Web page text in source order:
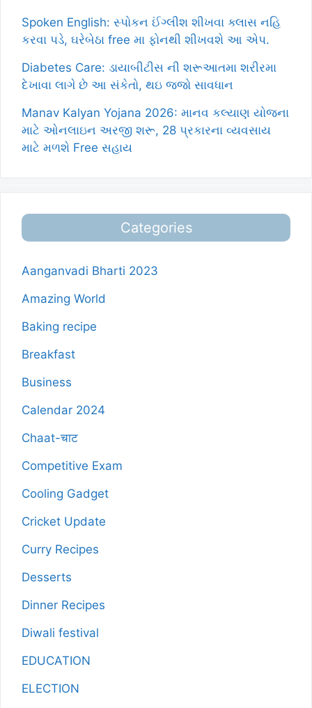
Spoken English: સ્પોકન ઈંગ્લીશ શીખવા ક્લાસ નહિ
કરવા પડે, ઘરેબેઠા free મા ફોનથી શીખવશે આ એપ.
Diabetes Care: ડાયાબીટીસ ની શરૂઆતમા શરીરમા
દેખાવા લાગે છે આ સંકેતો, થઇ જજો સાવધાન
Manav Kalyan Yojana 2026: માનવ કલ્યાણ યોજના
માટે ઓનલાઇન અરજી શરૂ, 28 પ્રકારના વ્યવસાય
માટે મળશે Free સહાય
Categories
Aanganvadi Bharti 2023
Amazing World
Baking recipe
Breakfast
Business
Calendar 2024
Chaat-चाट
Competitive Exam
Cooling Gadget
Cricket Update
Curry Recipes
Desserts
Dinner Recipes
Diwali festival
EDUCATION
ELECTION